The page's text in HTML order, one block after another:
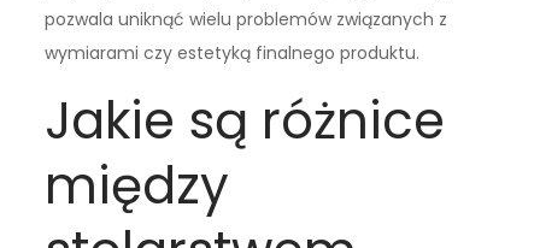
pozwala uniknąć wielu problemów związanych z
wymiarami czy estetyką finalnego produktu.
Jakie są różnice
między